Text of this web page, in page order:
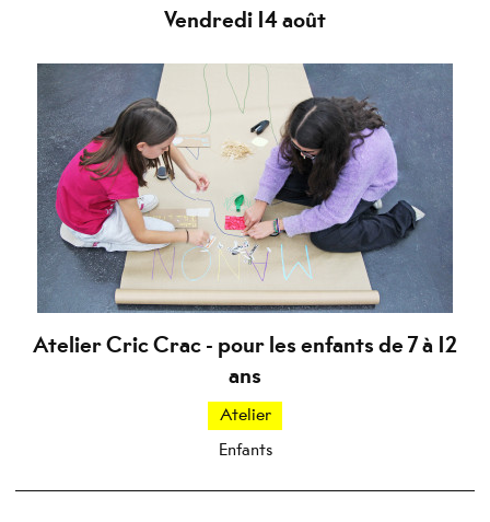
Vendredi 14 août
Atelier Cric Crac - pour les enfants de 7 à 12
ans
Atelier
Enfants